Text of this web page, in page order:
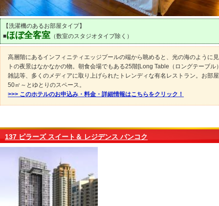
【洗濯機のあるお部屋タイプ】
■ほぼ全客室 （数室のスタジオタイプ除く）
高層階にあるインフィニティエッジプールの端から眺めると、光の海のように
トの夜景はなかなかの物。朝食会場でもある25階[Long Table（ロングテーブル
雑誌等、多くのメディアに取り上げられたトレンディな有名レストラン。お部
50㎡～とゆとりのスペース。
>>> このホテルのお申込み・料金・詳細情報はこちらをクリック！
137 ピラーズ スイート＆ レジデンス バンコク